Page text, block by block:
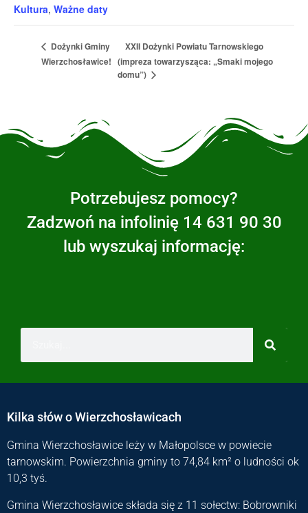
Kultura, Ważne daty
Dożynki Gminy
Wierzchosławice!
XXII Dożynki Powiatu Tarnowskiego
(impreza towarzysząca: „Smaki mojego
domu”)
Potrzebujesz pomocy?
Zadzwoń na infolinię 14 631 90 30
lub wyszukaj informację:
Kilka słów o Wierzchosławicach
Gmina Wierzchosławice leży w Małopolsce w powiecie
tarnowskim. Powierzchnia gminy to 74,84 km² o ludności ok
10,3 tyś.
Gmina Wierzchosławice składa się z 11 sołectw: Bobrowniki